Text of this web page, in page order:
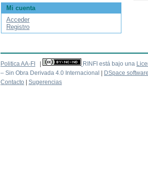
Mi cuenta
Acceder
Registro
Politica AA-FI RINFI está bajo una
– Sin Obra Derivada 4.0 Internacional
DSpace software
Contacto Sugerencias